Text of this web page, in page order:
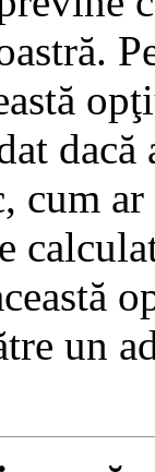
cum
un